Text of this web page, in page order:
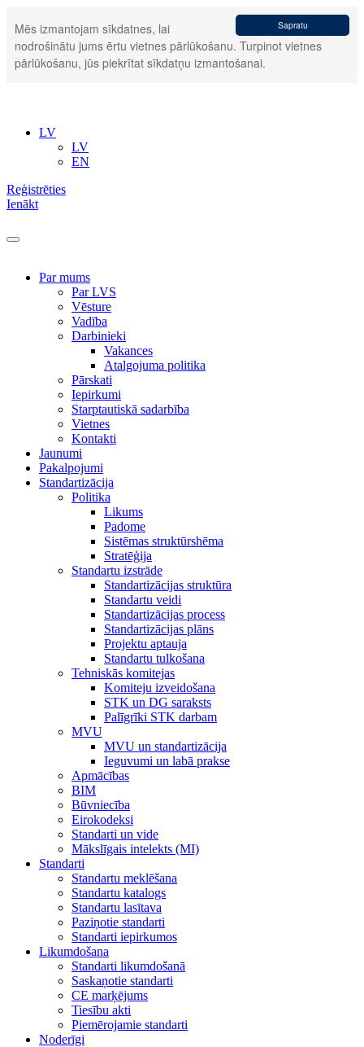
Sapratu
Mēs izmantojam sīkdatnes, lai
nodrošinātu jums ērtu vietnes pārlūkošanu. Turpinot vietnes
pārlūkošanu, jūs piekrītat sīkdatņu izmantošanai.
LV
LV
EN
Reģistrēties
Ienākt
Par mums
Par LVS
Vēsture
Vadība
Darbinieki
Vakances
Atalgojuma politika
Pārskati
Iepirkumi
Starptautiskā sadarbība
Vietnes
Kontakti
Jaunumi
Pakalpojumi
Standartizācija
Politika
Likums
Padome
Sistēmas struktūrshēma
Stratēģija
Standartu izstrāde
Standartizācijas struktūra
Standartu veidi
Standartizācijas process
Standartizācijas plāns
Projektu aptauja
Standartu tulkošana
Tehniskās komitejas
Komiteju izveidošana
STK un DG saraksts
Palīgrīki STK darbam
MVU
MVU un standartizācija
Ieguvumi un labā prakse
Apmācības
BIM
Būvniecība
Eirokodeksi
Standarti un vide
Mākslīgais intelekts (MI)
Standarti
Standartu meklēšana
Standartu katalogs
Standartu lasītava
Paziņotie standarti
Standarti iepirkumos
Likumdošana
Standarti likumdošanā
Saskaņotie standarti
CE marķējums
Tiesību akti
Piemērojamie standarti
Noderīgi